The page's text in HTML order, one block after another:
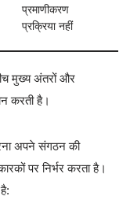
प्रमाणीकरण
प्रक्रिया नहीं
मुख्य अंतरों और
करती है।
अपने संगठन की
पर निर्भर करता है।